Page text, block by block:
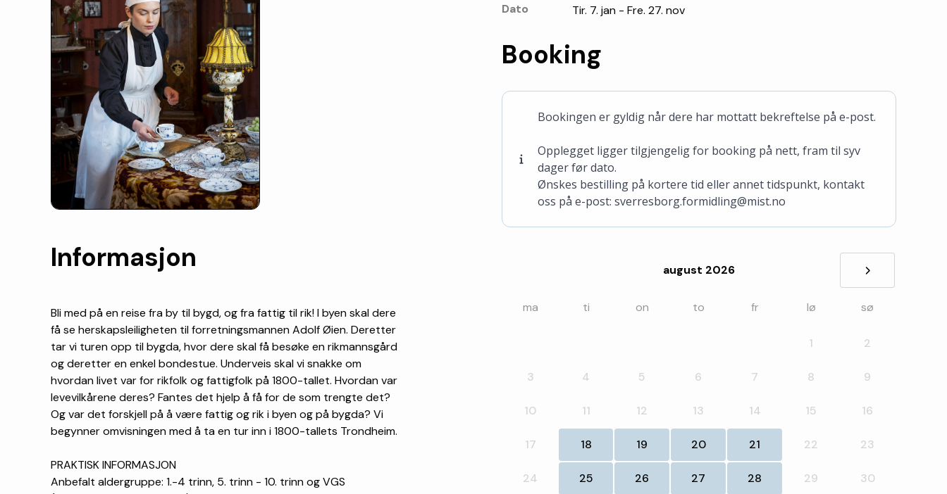
Informasjon
Bli med på en reise fra by til bygd, og fra fattig til rik! I byen skal dere
få se herskapsleiligheten til forretningsmannen Adolf Øien. Deretter
tar vi turen opp til bygda, hvor dere skal få besøke en rikmannsgård
og deretter en enkel bondestue. Underveis skal vi snakke om
hvordan livet var for rikfolk og fattigfolk på 1800-tallet. Hvordan var
levevilkårene deres? Fantes det hjelp å få for de som trengte det?
Og var det forskjell på å være fattig og rik i byen og på bygda? Vi
begynner omvisningen med å ta en tur inn i 1800-tallets Trondheim.
PRAKTISK INFORMASJON
Anbefalt aldergruppe: 1.-4 trinn, 5. trinn - 10. trinn og VGS
Dato
Tir. 7. jan - Fre. 27. nov
Booking
Bookingen er gyldig når dere har mottatt bekreftelse på e-post.
Opplegget ligger tilgjengelig for booking på nett, fram til syv
dager før dato.
Ønskes bestilling på kortere tid eller annet tidspunkt, kontakt
oss på e-post: sverresborg.formidling@mist.no
august 2026 »
ma ti on to fr lø sø
1 2
3 4 5 6 7 8 9
10 11 12 13 14 15 16
17 18 19 20 21 22 23
24 25 26 27 28 29 30